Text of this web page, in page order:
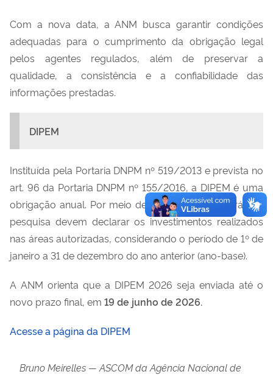
Com a nova data, a ANM busca garantir condições
adequadas para o cumprimento da obrigação legal
pelos agentes regulados, além de preservar a
qualidade, a consistência e a confiabilidade das
informações prestadas.
DIPEM
Instituída pela Portaria DNPM nº 519/2013 e prevista no
art. 96 da Portaria DNPM nº 155/2016, a DIPEM é uma
obrigação anual. Por meio dela, titulares de alvarás de
pesquisa devem declarar os investimentos realizados
nas áreas autorizadas, considerando o período de 1º de
janeiro a 31 de dezembro do ano anterior (ano-base).
A ANM orienta que a DIPEM 2026 seja enviada até o
novo prazo final, em 19 de junho de 2026.
Acesse a página da DIPEM
Bruno Meirelles — ASCOM da Agência Nacional de